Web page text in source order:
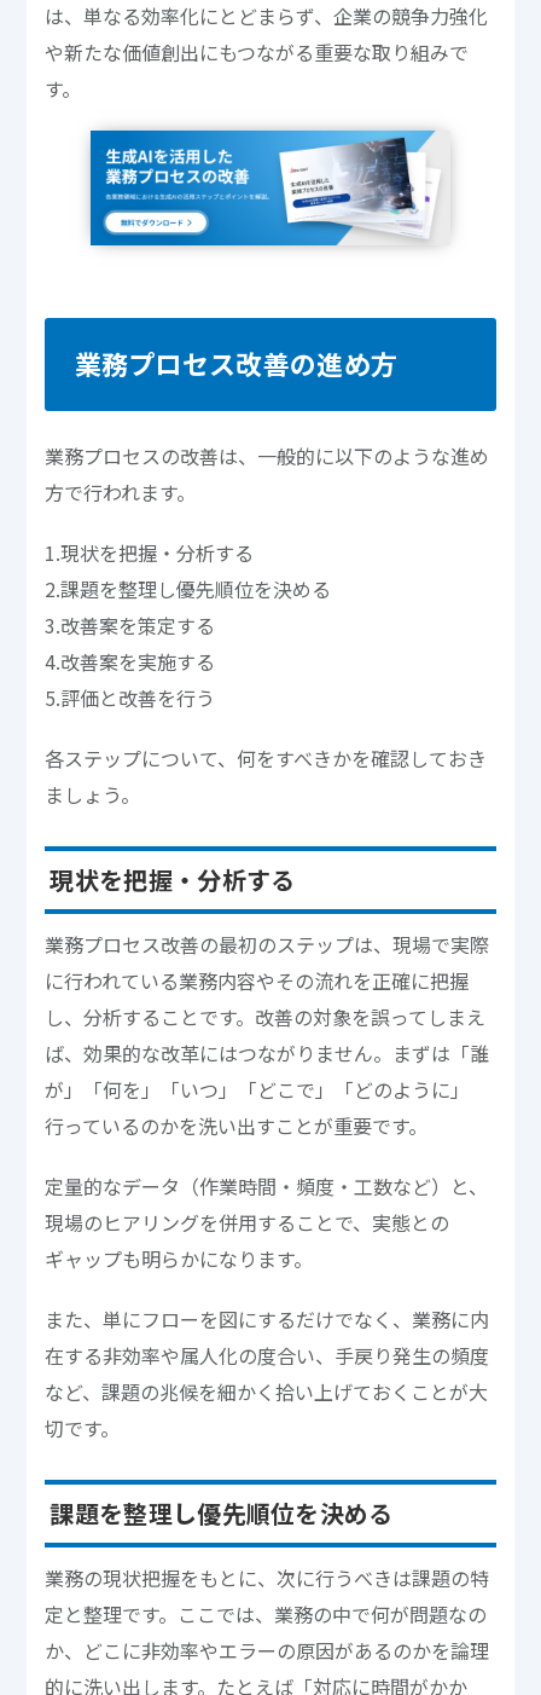
は、単なる効率化にとどまらず、企業の競争力強化
や新たな価値創出にもつながる重要な取り組みで
す。
業務プロセス改善の進め方
業務プロセスの改善は、一般的に以下のような進め
方で行われます。
1.現状を把握・分析する
2.課題を整理し優先順位を決める
3.改善案を策定する
4.改善案を実施する
5.評価と改善を行う
各ステップについて、何をすべきかを確認しておき
ましょう。
現状を把握・分析する
業務プロセス改善の最初のステップは、現場で実際
に行われている業務内容やその流れを正確に把握
し、分析することです。改善の対象を誤ってしまえ
ば、効果的な改革にはつながりません。まずは「誰
が」「何を」「いつ」「どこで」「どのように」
行っているのかを洗い出すことが重要です。
定量的なデータ（作業時間・頻度・工数など）と、
現場のヒアリングを併用することで、実態との
ギャップも明らかになります。
また、単にフローを図にするだけでなく、業務に内
在する非効率や属人化の度合い、手戻り発生の頻度
など、課題の兆候を細かく拾い上げておくことが大
切です。
課題を整理し優先順位を決める
業務の現状把握をもとに、次に行うべきは課題の特
定と整理です。ここでは、業務の中で何が問題なの
か、どこに非効率やエラーの原因があるのかを論理
的に洗い出します。たとえば「対応に時間がかか